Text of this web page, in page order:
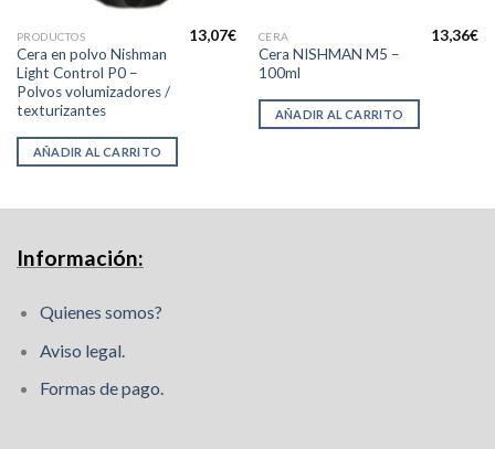
PRODUCTOS
Cera en polvo Nishman
Light Control P0 –
Polvos volumizadores /
texturizantes
13,07€
AÑADIR AL CARRITO
CERA
Cera NISHMAN M5 –
100ml
13,36€
AÑADIR AL CARRITO
Información:
Quienes somos?
Aviso legal.
Formas de pago.